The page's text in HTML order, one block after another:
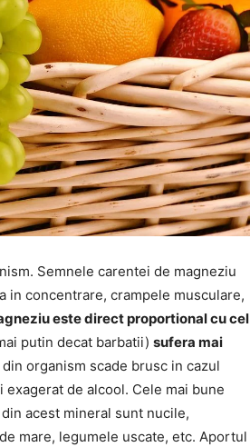
Semnele carentei de magneziu
in concentrare, crampele musculare,
este direct proportional cu cel
putin decat barbatii) sufera mai
organism scade brusc in cazul
de alcool. Cele mai bune
acest mineral sunt nucile,
mare, legumele uscate, etc. Aportul